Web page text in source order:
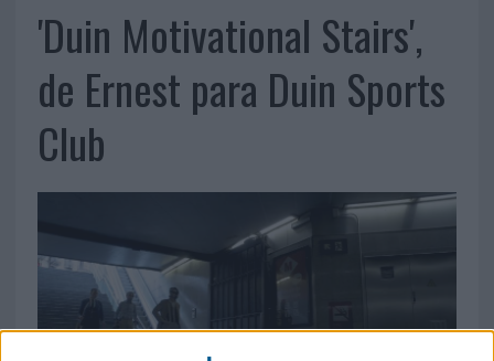
'Duin Motivational Stairs',
de Ernest para Duin Sports
Club